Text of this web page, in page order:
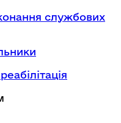
службових